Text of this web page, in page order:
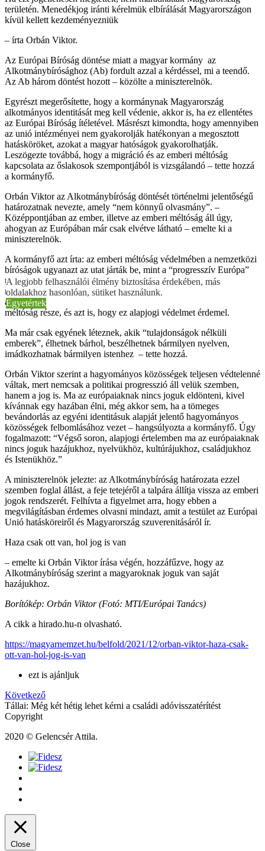
területén. Menedékjog iránti kérelmük elbírálását Magyarországon
kívül kellett kezdeményezniük
– írta Orbán Viktor.
Az Európai Bíróság döntése miatt a magyar kormány az
Alkotmánybírósághoz (Ab) fordult azzal a kérdéssel, mi a teendő.
Az Ab három döntést hozott – közölte a miniszterelnök.
Egyrészt megerősítette, hogy a kormánynak Magyarország
alkotmányos identitását meg kell védenie, akkor is, ha ez ellentétes
az Európai Bíróság ítéletével. Másrészt kimondta, hogy amennyiben
az unió intézményei nem gyakorolják hatékonyan a megosztott
hatásköröket, azokat a magyar hatóságok gyakorolhatják.
Leszögezte továbbá, hogy a migráció és az emberi méltóság
kapcsolata az őslakosok szempontjából is vizsgálandó – tette hozzá
a kormányfő.
Orbán Viktor az Alkotmánybíróság döntését történelmi jelentőségű
határozatnak nevezte, amely “nem könnyű olvasmány”. –
Középpontjában az ember, illetve az emberi méltóság áll úgy,
ahogyan az Európában már csak elvétve látható – emelte ki a
miniszterelnök.
A kormányfő azt írta: az emberi méltóság védelmében a nemzetközi
bíróságok ugyanazt az utat járták be, mint a “progresszív Európa”
társadalmai általában. Kiszakították az egyént természetes nemzeti,
nyelvi, kulturális, családi és vallási közösségeiből. Tagadják, hogy
az ilyen közösségekhez tartozás az önazonosság és így az emberi
méltóság része, és azt is, hogy ez alapjogi védelmet érdemel.
Ma már csak egyének léteznek, akik “tulajdonságok nélküli
emberek”, élhetnek bárhol, beszélhetnek bármilyen nyelven,
imádkozhatnak bármilyen istenhez – tette hozzá.
Orbán Viktor szerint a hagyományos közösségek teljesen védtelenné
váltak, mert nemcsak a politikai progresszió áll velük szemben,
hanem a jog is. Ma az európaiaknak nincs joguk eldönteni, kivel
kívánnak egy hazában élni, még akkor sem, ha a tömeges
bevándorlás az egyéni identitásuk alapját jelentő hagyományos
közösségek felbomlásához vezet – hangsúlyozta a kormányfő. Úgy
fogalmazott: “Végső soron, alapjogi értelemben ma az európaiaknak
nincs joguk hazájukhoz, nyelvükhöz, kultúrájukhoz, családjukhoz
és Istenükhöz.”
A miniszterelnök jelezte: az Alkotmánybíróság határozata ezzel
szemben foglal állást, a feje tetejéről a talpára állítja vissza az emberi
jogok rendszerét. Felhívta a figyelmet arra, hogy ebben a
megvilágításban érdemes olvasni mindazt, amit a testület az Európai
Unió hatásköreiről és Magyarország szuverenitásáról ír.
Haza csak ott van, hol jog is van
– emelte ki Orbán Viktor írása végén, hozzáfűzve, hogy az
Alkotmánybíróság szerint a magyaroknak joguk van saját
hazájukhoz.
Borítókép: Orbán Viktor (Fotó: MTI/Európai Tanács)
A cikk a hirado.hu-n olvasható.
https://magyarnemzet.hu/belfold/2021/12/orban-viktor-haza-csak-
ott-van-hol-jog-is-van
ezt is ajánljuk
Következő
Tállai: Még két hétig lehet kérni a családi adóvisszatérítést
Copyright
2020 © Gelencsér Attila.
A legjobb felhasználói élmény biztosítása érdekében, más
oldalakhoz hasonlóan, sütiket használunk.
Egyetértek
Close